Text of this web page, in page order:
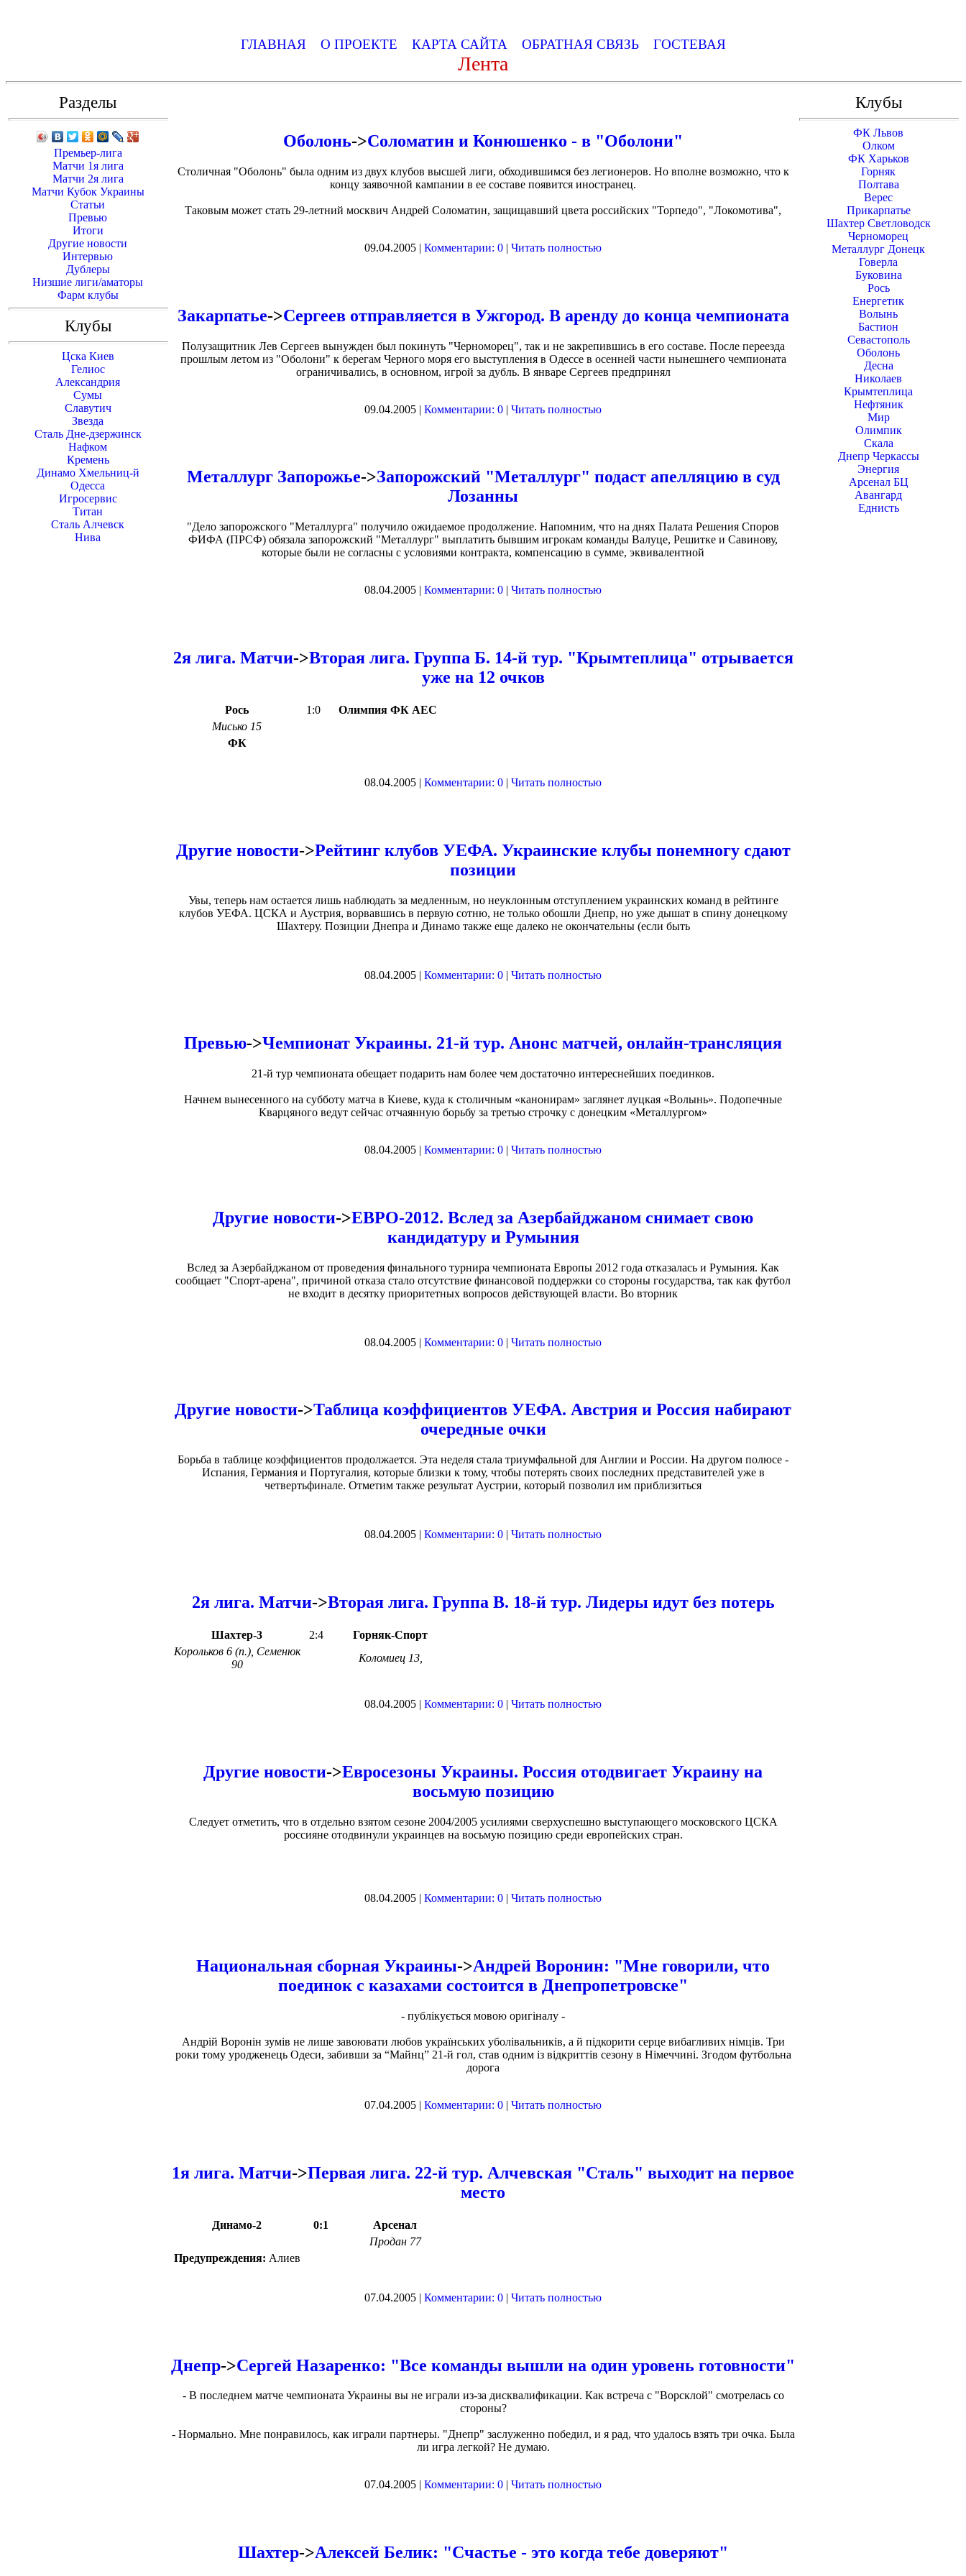
ГЛАВНАЯ О ПРОЕКТЕ КАРТА САЙТА ОБРАТНАЯ СВЯЗЬ ГОСТЕВАЯ
Лента
Разделы
Премьер-лига
Матчи 1я лига
Матчи 2я лига
Матчи Кубок Украины
Статьи
Превью
Итоги
Другие новости
Интервью
Дублеры
Низшие лиги/аматоры
Фарм клубы
Клубы
Цска Киев
Гелиос
Александрия
Сумы
Славутич
Звезда
Сталь Дне-дзержинск
Нафком
Кремень
Динамо Хмельниц-й
Одесса
Игросервис
Титан
Сталь Алчевск
Нива
Оболонь->Соломатин и Конюшенко - в "Оболони"
Столичная "Оболонь" была одним из двух клубов высшей лиги, обходившимся без легионеров. Но вполне возможно, что к
концу заявочной кампании в ее составе появится иностранец.
Таковым может стать 29-летний москвич Андрей Соломатин, защищавший цвета российских "Торпедо", "Локомотива",
09.04.2005 | Комментарии: 0 | Читать полностью
Закарпатье->Сергеев отправляется в Ужгород. В аренду до конца чемпионата
Полузащитник Лев Сергеев вынужден был покинуть "Черноморец", так и не закрепившись в его составе. После переезда
прошлым летом из "Оболони" к берегам Черного моря его выступления в Одессе в осенней части нынешнего чемпионата
ограничивались, в основном, игрой за дубль. В январе Сергеев предпринял
09.04.2005 | Комментарии: 0 | Читать полностью
Металлург Запорожье->Запорожский "Металлург" подаст апелляцию в суд
Лозанны
"Дело запорожского "Металлурга" получило ожидаемое продолжение. Напомним, что на днях Палата Решения Споров
ФИФА (ПРСФ) обязала запорожский "Металлург" выплатить бывшим игрокам команды Валуце, Решитке и Савинову,
которые были не согласны с условиями контракта, компенсацию в сумме, эквивалентной
08.04.2005 | Комментарии: 0 | Читать полностью
2я лига. Матчи->Вторая лига. Группа Б. 14-й тур. "Крымтеплица" отрывается
уже на 12 очков
Рось 1:0
Олимпия ФК АЕС
Мисько 15
ФК
08.04.2005 | Комментарии: 0 | Читать полностью
Другие новости->Рейтинг клубов УЕФА. Украинские клубы понемногу сдают
позиции
Увы, теперь нам остается лишь наблюдать за медленным, но неуклонным отступлением украинских команд в рейтинге
клубов УЕФА. ЦСКА и Аустрия, ворвавшись в первую сотню, не только обошли Днепр, но уже дышат в спину донецкому
Шахтеру. Позиции Днепра и Динамо также еще далеко не окончательны (если быть
08.04.2005 | Комментарии: 0 | Читать полностью
Превью->Чемпионат Украины. 21-й тур. Анонс матчей, онлайн-трансляция
21-й тур чемпионата обещает подарить нам более чем достаточно интереснейших поединков.
Начнем вынесенного на субботу матча в Киеве, куда к столичным «канонирам» заглянет луцкая «Волынь». Подопечные
Кварцяного ведут сейчас отчаянную борьбу за третью строчку с донецким «Металлургом»
08.04.2005 | Комментарии: 0 | Читать полностью
Другие новости->ЕВРО-2012. Вслед за Азербайджаном снимает свою
кандидатуру и Румыния
Вслед за Азербайджаном от проведения финального турнира чемпионата Европы 2012 года отказалась и Румыния. Как
сообщает "Спорт-арена", причиной отказа стало отсутствие финансовой поддержки со стороны государства, так как футбол
не входит в десятку приоритетных вопросов действующей власти. Во вторник
08.04.2005 | Комментарии: 0 | Читать полностью
Другие новости->Таблица коэффициентов УЕФА. Австрия и Россия набирают
очередные очки
Борьба в таблице коэффициентов продолжается. Эта неделя стала триумфальной для Англии и России. На другом полюсе -
Испания, Германия и Португалия, которые близки к тому, чтобы потерять своих последних представителей уже в
четвертьфинале. Отметим также результат Аустрии, который позволил им приблизиться
08.04.2005 | Комментарии: 0 | Читать полностью
2я лига. Матчи->Вторая лига. Группа В. 18-й тур. Лидеры идут без потерь
Шахтер-3 2:4
Горняк-Спорт
Корольков 6 (п.), Семенюк
90
Коломиец 13,
08.04.2005 | Комментарии: 0 | Читать полностью
Другие новости->Евросезоны Украины. Россия отодвигает Украину на
восьмую позицию
Следует отметить, что в отдельно взятом сезоне 2004/2005 усилиями сверхуспешно выступающего московского ЦСКА
россияне отодвинули украинцев на восьмую позицию среди европейских стран.
08.04.2005 | Комментарии: 0 | Читать полностью
Национальная сборная Украины->Андрей Воронин: "Мне говорили, что
поединок с казахами состоится в Днепропетровске"
- публiкується мовою оригiналу -
Андрій Воронін зумів не лише завоювати любов українських уболівальників, а й підкорити серце вибагливих німців. Три
роки тому уродженець Одеси, забивши за “Майнц” 21-й гол, став одним із відкриттів сезону в Німеччині. Згодом футбольна
дорога
07.04.2005 | Комментарии: 0 | Читать полностью
1я лига. Матчи->Первая лига. 22-й тур. Алчевская "Сталь" выходит на первое
место
Динамо-2 0:1
Арсенал
Продан 77
Предупреждения: Алиев
07.04.2005 | Комментарии: 0 | Читать полностью
Днепр->Сергей Назаренко: "Все команды вышли на один уровень готовности"
- В последнем матче чемпионата Украины вы не играли из-за дисквалификации. Как встреча с "Ворсклой" смотрелась со
стороны?
- Нормально. Мне понравилось, как играли партнеры. "Днепр" заслуженно победил, и я рад, что удалось взять три очка. Была
ли игра легкой? Не думаю.
07.04.2005 | Комментарии: 0 | Читать полностью
Шахтер->Алексей Белик: "Счастье - это когда тебе доверяют"
Клубы
ФК Львов
Олком
ФК Харьков
Горняк
Полтава
Верес
Прикарпатье
Шахтер Светловодск
Черноморец
Металлург Донецк
Говерла
Буковина
Рось
Енергетик
Волынь
Бастион
Севастополь
Оболонь
Десна
Николаев
Крымтеплица
Нефтяник
Мир
Олимпик
Скала
Днепр Черкассы
Энергия
Арсенал БЦ
Авангард
Еднисть